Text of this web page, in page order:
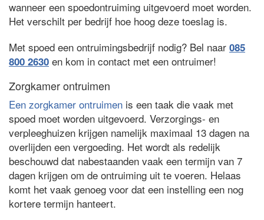
wanneer een spoedontruiming uitgevoerd moet worden.
Het verschilt per bedrijf hoe hoog deze toeslag is.
Met spoed een ontruimingsbedrijf nodig? Bel naar 085
800 2630 en kom in contact met een ontruimer!
Zorgkamer ontruimen
Een zorgkamer ontruimen is een taak die vaak met
spoed moet worden uitgevoerd. Verzorgings- en
verpleeghuizen krijgen namelijk maximaal 13 dagen na
overlijden een vergoeding. Het wordt als redelijk
beschouwd dat nabestaanden vaak een termijn van 7
dagen krijgen om de ontruiming uit te voeren. Helaas
komt het vaak genoeg voor dat een instelling een nog
kortere termijn hanteert.